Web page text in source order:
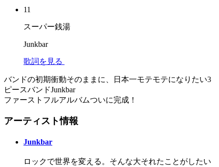
11
スーパー銭湯
Junkbar
歌詞を見る
バンドの初期衝動そのままに、日本一モテモテになりたい3
ピースバンドJunkbar
ファーストフルアルバムついに完成！
アーティスト情報
Junkbar
ロックで世界を変える。そんな大それたことがしたい